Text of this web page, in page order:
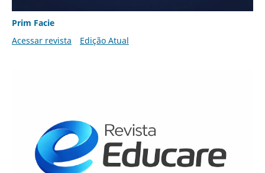
Prim Facie
Acessar revista
Edição Atual